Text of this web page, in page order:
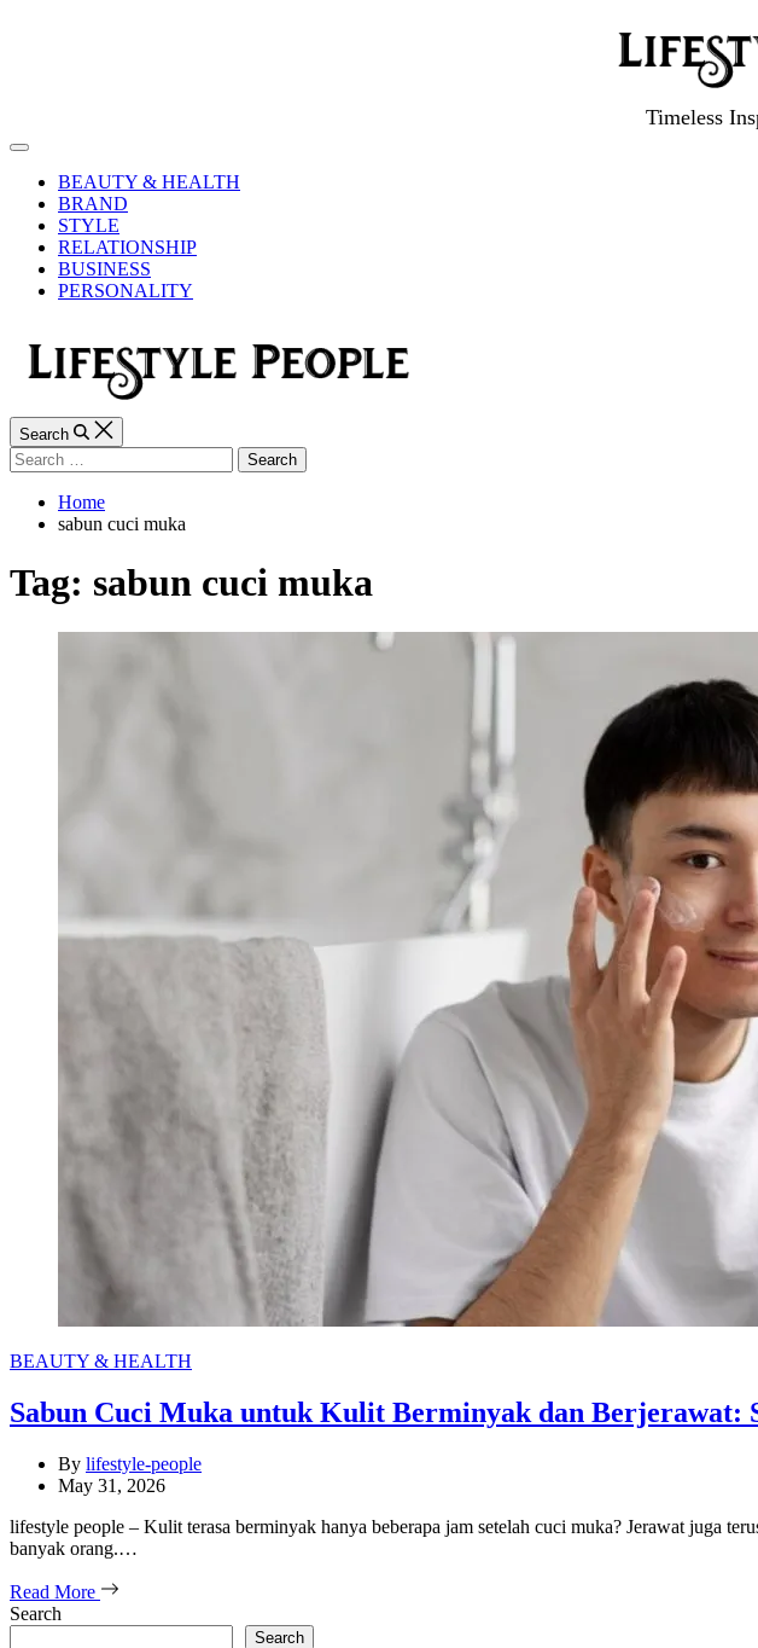
Timeless
Off
CanvasBEAUTY & HEALTH
BRAND
STYLE
RELATIONSHIP
BUSINESS
PERSONALITY
Search
Search
for:
Home
sabun cuci muka
Tag: sabun cuci muka
Categories
BEAUTY & HEALTH
Sabun Cuci Muka untuk Kulit Berminyak dan Berjerawat:
By lifestyle-people
May 31, 2026
lifestyle people – Kulit terasa berminyak hanya beberapa jam setelah cuci muka? Jerawat juga
banyak orang.…
Read More
Search
Search